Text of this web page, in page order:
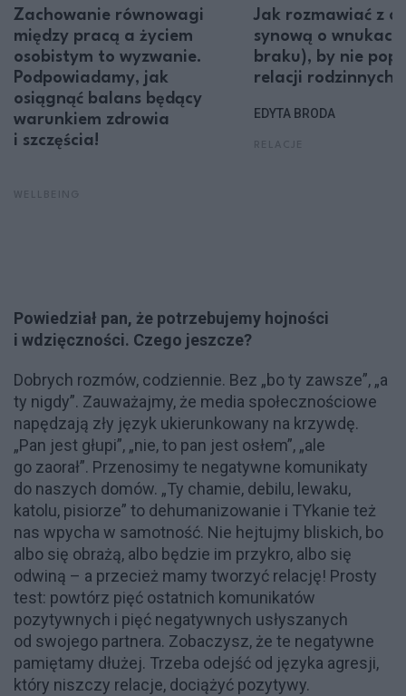
Zachowanie równowagi
między pracą a życiem
osobistym to wyzwanie.
Podpowiadamy, jak
osiągnąć balans będący
warunkiem zdrowia
i szczęścia!
Jak rozmawiać z
synową o
braku), by nie
relacji rodzinnych?
EDYTA BRODA
Powiedział pan, że potrzebujemy hojności
i wdzięczności. Czego jeszcze?
Dobrych rozmów, codziennie. Bez „bo ty zawsze”, „a
ty nigdy”. Zauważajmy, że media społecznościowe
napędzają zły język ukierunkowany na krzywdę.
„Pan jest głupi”, „nie, to pan jest osłem”, „ale
go zaorał”. Przenosimy te negatywne komunikaty
do naszych domów. „Ty chamie, debilu, lewaku,
katolu, pisiorze” to dehumanizowanie i TYkanie też
nas wpycha w samotność. Nie hejtujmy bliskich, bo
albo się obrażą, albo będzie im przykro, albo się
odwiną – a przecież mamy tworzyć relację! Prosty
test: powtórz pięć ostatnich komunikatów
pozytywnych i pięć negatywnych usłyszanych
od swojego partnera. Zobaczysz, że te negatywne
pamiętamy dłużej. Trzeba odejść od języka agresji,
który niszczy relacje, dociążyć pozytywy.